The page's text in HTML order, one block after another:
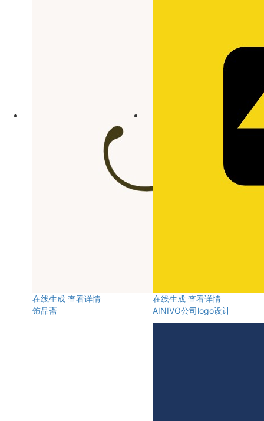
在线生成 查看详情
饰品斋
在线生成 查看详情
AINIVO公司logo设计